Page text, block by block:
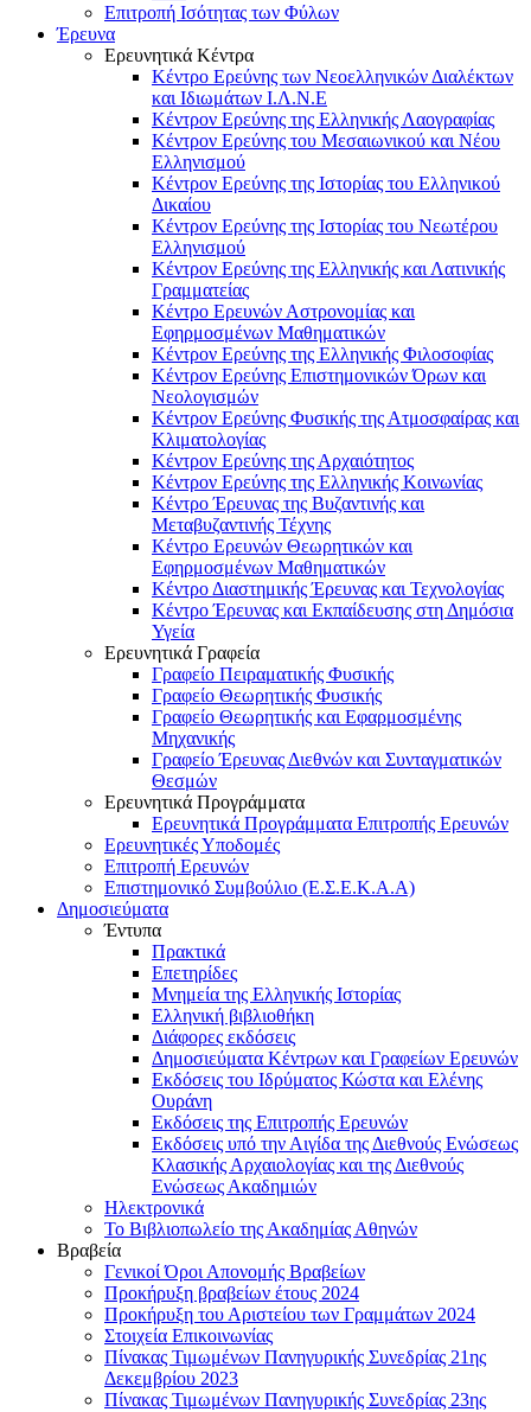
Επιτροπή Ισότητας των Φύλων
Έρευνα
Ερευνητικά Κέντρα
Κέντρο Ερεύνης των Νεοελληνικών Διαλέκτων
και Ιδιωμάτων Ι.Λ.Ν.Ε
Κέντρον Ερεύνης της Ελληνικής Λαογραφίας
Κέντρον Ερεύνης του Μεσαιωνικού και Νέου
Ελληνισμού
Κέντρον Ερεύνης της Ιστορίας του Ελληνικού
Δικαίου
Κέντρον Ερεύνης της Ιστορίας του Νεωτέρου
Ελληνισμού
Κέντρον Ερεύνης της Ελληνικής και Λατινικής
Γραμματείας
Κέντρο Ερευνών Αστρονομίας και
Εφηρμοσμένων Μαθηματικών
Κέντρον Ερεύνης της Ελληνικής Φιλοσοφίας
Κέντρον Ερεύνης Επιστημονικών Όρων και
Νεολογισμών
Κέντρον Ερεύνης Φυσικής της Ατμοσφαίρας και
Κλιματολογίας
Κέντρον Ερεύνης της Αρχαιότητος
Κέντρον Ερεύνης της Ελληνικής Κοινωνίας
Κέντρο Έρευνας της Βυζαντινής και
Μεταβυζαντινής Τέχνης
Κέντρο Ερευνών Θεωρητικών και
Εφηρμοσμένων Μαθηματικών
Κέντρο Διαστημικής Έρευνας και Τεχνολογίας
Κέντρο Έρευνας και Εκπαίδευσης στη Δημόσια
Υγεία
Ερευνητικά Γραφεία
Γραφείο Πειραματικής Φυσικής
Γραφείο Θεωρητικής Φυσικής
Γραφείο Θεωρητικής και Εφαρμοσμένης
Μηχανικής
Γραφείο Έρευνας Διεθνών και Συνταγματικών
Θεσμών
Ερευνητικά Προγράμματα
Ερευνητικά Προγράμματα Επιτροπής Ερευνών
Ερευνητικές Υποδομές
Επιτροπή Ερευνών
Επιστημονικό Συμβούλιο (Ε.Σ.Ε.Κ.Α.Α)
Δημοσιεύματα
Έντυπα
Πρακτικά
Επετηρίδες
Μνημεία της Ελληνικής Ιστορίας
Ελληνική βιβλιοθήκη
Διάφορες εκδόσεις
Δημοσιεύματα Κέντρων και Γραφείων Ερευνών
Εκδόσεις του Ιδρύματος Κώστα και Ελένης
Ουράνη
Εκδόσεις της Επιτροπής Ερευνών
Εκδόσεις υπό την Αιγίδα της Διεθνούς Ενώσεως
Κλασικής Αρχαιολογίας και της Διεθνούς
Ενώσεως Ακαδημιών
Ηλεκτρονικά
Το Βιβλιοπωλείο της Ακαδημίας Αθηνών
Βραβεία
Γενικοί Όροι Απονομής Βραβείων
Προκήρυξη βραβείων έτους 2024
Προκήρυξη του Αριστείου των Γραμμάτων 2024
Στοιχεία Επικοινωνίας
Πίνακας Τιμωμένων Πανηγυρικής Συνεδρίας 21ης
Δεκεμβρίου 2023
Πίνακας Τιμωμένων Πανηγυρικής Συνεδρίας 23ης